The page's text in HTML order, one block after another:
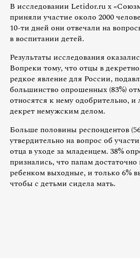
В исследовании Letidor.ru x
приняли участие около 2000
10-ти дней они отвечали на
в воспитании детей.
Результаты исследования
Вопреки тому, что отцы в
редкое явление для России,
большинство опрошенных (83%)
относятся к нему одобрительно, и
декрет немужским делом.
Больше половины респондентов
утвердительно на вопрос об
отца в уходе за младенцем. 38%
признались, что папам достаточно
ребенком выходные, и только 6%
чтобы с детьми сидела мать.